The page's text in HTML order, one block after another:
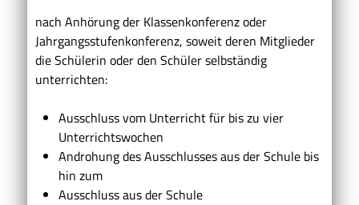
nach Anhörung der Klassenkonferenz oder
Jahrgangsstufenkonferenz, soweit deren Mitglieder
die Schülerin oder den Schüler selbständig
unterrichten:
Ausschluss vom Unterricht für bis zu vier
Unterrichtswochen
Androhung des Ausschlusses aus der Schule bis
hin zum
Ausschluss aus der Schule